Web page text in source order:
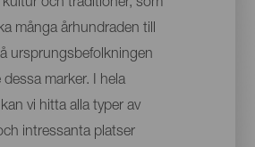
och traditioner, som
många århundraden till
ursprungsbefolkningen
marker. I hela
vi hitta alla typer av
intressanta platser